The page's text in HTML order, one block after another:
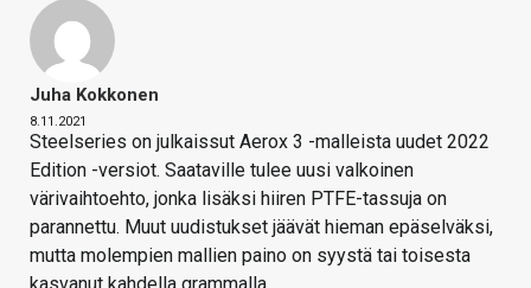
Juha Kokkonen
8.11.2021
Steelseries on julkaissut Aerox 3 -malleista uudet 2022
Edition -versiot. Saataville tulee uusi valkoinen
värivaihtoehto, jonka lisäksi hiiren PTFE-tassuja on
parannettu. Muut uudistukset jäävät hieman epäselväksi,
mutta molempien mallien paino on syystä tai toisesta